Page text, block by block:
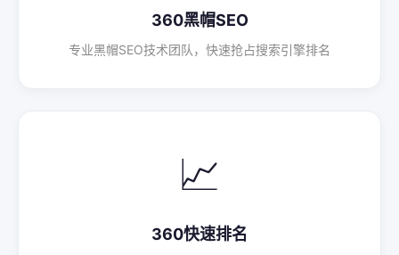
360黑帽SEO
专业黑帽SEO技术团队，快速抢占搜索引擎排名
📈
360快速排名